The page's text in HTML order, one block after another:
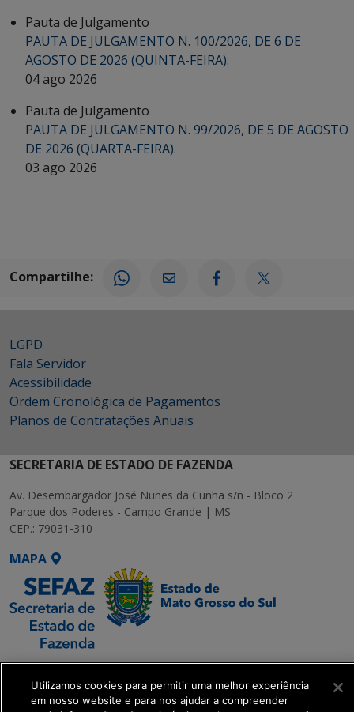
Pauta de Julgamento
PAUTA DE JULGAMENTO N. 100/2026, DE 6 DE
AGOSTO DE 2026 (QUINTA-FEIRA).
04 ago 2026
Pauta de Julgamento
PAUTA DE JULGAMENTO N. 99/2026, DE 5 DE AGOSTO
DE 2026 (QUARTA-FEIRA).
03 ago 2026
Compartilhe:
LGPD
Fala Servidor
Acessibilidade
Ordem Cronológica de Pagamentos
Planos de Contratações Anuais
SECRETARIA DE ESTADO DE FAZENDA
Av. Desembargador José Nunes da Cunha s/n - Bloco 2
Parque dos Poderes - Campo Grande | MS
CEP.: 79031-310
MAPA
SETDIG | Secretaria-
Executiva de
Transformação Digital
Utilizamos cookies para permitir uma melhor experiência
em nosso website e para nos ajudar a compreender